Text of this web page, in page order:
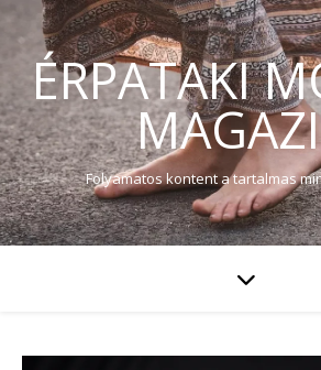
ÉRPATAKI
Folyamatos kontent a tartalmas